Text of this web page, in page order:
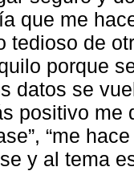
que me
tedioso de
porque
datos se
positivo me
“me
y al tema